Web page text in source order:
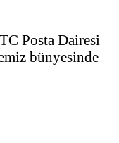
Posta Dairesi
bünyesinde